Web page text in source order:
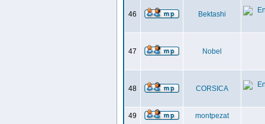
46 Bektashi
47 Nobel
48 CORSICA
49 montpezat